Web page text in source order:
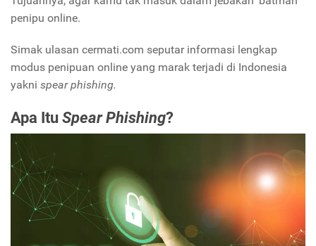
penipu online.
Simak ulasan cermati.com seputar informasi lengkap
modus penipuan online yang marak terjadi di Indonesia
yakni spear phishing.
Apa ItuSpear Phishing?